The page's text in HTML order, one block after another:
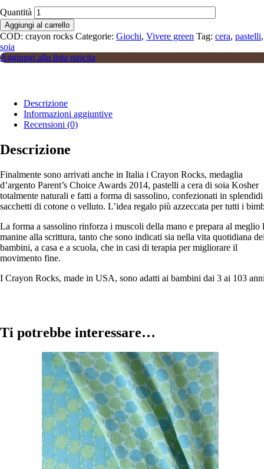
Quantità
Aggiungi al carrello
COD: crayon rocks Categorie: Giochi, Vivere green Tag: cera, pastelli,
soia
Aggiungi alla lista nascita
Descrizione
Informazioni aggiuntive
Recensioni (0)
Descrizione
Finalmente sono arrivati anche in Italia i Crayon Rocks, medaglia
d’argento Parent’s Choice Awards 2014, pastelli a cera di soia Kosher
totalmente naturali e fatti a forma di sassolino, confezionati in splendidi
sacchetti di cotone o velluto. L’idea regalo più azzeccata per tutti i
La forma a sassolino rinforza i muscoli della mano e prepara al meglio
manine alla scrittura, tanto che sono indicati sia nella vita quotidiana
bambini, a casa e a scuola, che in casi di terapia per migliorare il
movimento fine.
I Crayon Rocks, made in USA, sono adatti ai bambini dai 3 ai 103
Ti potrebbe interessare…